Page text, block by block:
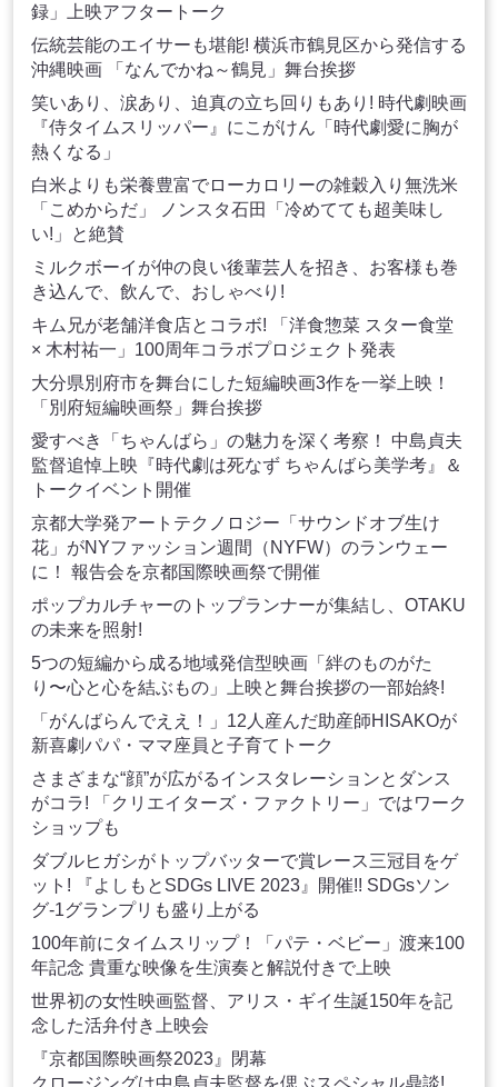
録」上映アフタートーク
伝統芸能のエイサーも堪能! 横浜市鶴見区から発信する
沖縄映画 「なんでかね～鶴見」舞台挨拶
笑いあり、涙あり、迫真の立ち回りもあり! 時代劇映画
『侍タイムスリッパー』にこがけん「時代劇愛に胸が
熱くなる」
白米よりも栄養豊富でローカロリーの雑穀入り無洗米
「こめからだ」 ノンスタ石田「冷めてても超美味し
い!」と絶賛
ミルクボーイが仲の良い後輩芸人を招き、お客様も巻
き込んで、飲んで、おしゃべり!
キム兄が老舗洋食店とコラボ! 「洋食惣菜 スター食堂
× 木村祐一」100周年コラボプロジェクト発表
大分県別府市を舞台にした短編映画3作を一挙上映！
「別府短編映画祭」舞台挨拶
愛すべき「ちゃんばら」の魅力を深く考察！ 中島貞夫
監督追悼上映『時代劇は死なず ちゃんばら美学考』＆
トークイベント開催
京都大学発アートテクノロジー「サウンドオブ生け
花」がNYファッション週間（NYFW）のランウェー
に！ 報告会を京都国際映画祭で開催
ポップカルチャーのトップランナーが集結し、OTAKU
の未来を照射!
5つの短編から成る地域発信型映画「絆のものがた
り〜心と心を結ぶもの」上映と舞台挨拶の一部始終!
「がんばらんでええ！」12人産んだ助産師HISAKOが
新喜劇パパ・ママ座員と子育てトーク
さまざまな“顔”が広がるインスタレーションとダンス
がコラ! 「クリエイターズ・ファクトリー」ではワーク
ショップも
ダブルヒガシがトップバッターで賞レース三冠目をゲ
ット! 『よしもとSDGs LIVE 2023』開催!! SDGsソン
グ-1グランプリも盛り上がる
100年前にタイムスリップ！「パテ・ベビー」渡来100
年記念 貴重な映像を生演奏と解説付きで上映
世界初の女性映画監督、アリス・ギイ生誕150年を記
念した活弁付き上映会
『京都国際映画祭2023』閉幕
クロージングは中島貞夫監督を偲ぶスペシャル鼎談!